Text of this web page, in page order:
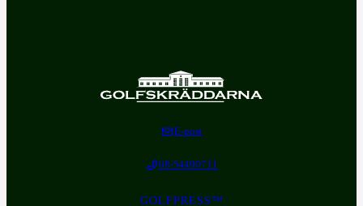
E-post
08-54490711
GOLFPRESS™